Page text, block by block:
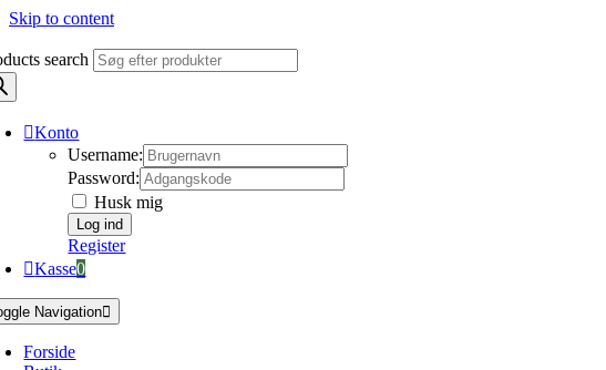
Skip to content
search
Konto
Username:
Password:
Husk mig
Register
Kasse0
Navigation
Forside